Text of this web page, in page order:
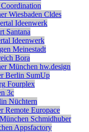
Coordination
Wiesbaden Cldes
Ideenwerk
Santana
Ideenwerk
Meinestadt
Bora
München hw.design
Berlin SumUp
Fourplex
3c
Nüchtern
Remote Europace
München Schmidhuber
Appsfactory